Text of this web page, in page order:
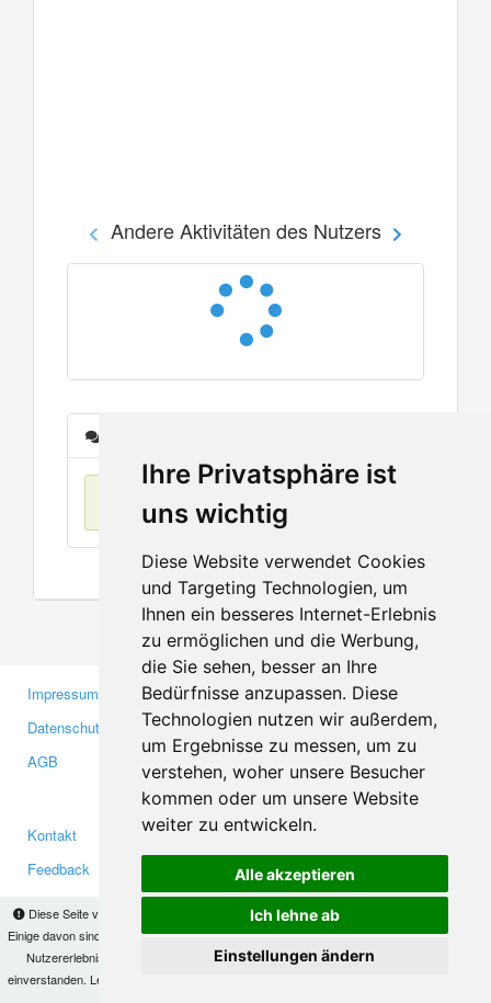
Ihre Privatsphäre ist
uns wichtig
Diese Website verwendet Cookies
und Targeting Technologien, um
Ihnen ein besseres Internet-Erlebnis
zu ermöglichen und die Werbung,
die Sie sehen, besser an Ihre
Bedürfnisse anzupassen. Diese
Technologien nutzen wir außerdem,
um Ergebnisse zu messen, um zu
verstehen, woher unsere Besucher
kommen oder um unsere Website
weiter zu entwickeln.
Alle akzeptieren
Ich lehne ab
Einstellungen ändern
Diese Seite verwendet Cookies, um Informationen auf Ihrem Computer zu speichern.
Einige davon sind notwendig, damit unsere Seite funktioniert, andere helfen uns dabei, das
Nutzererlebnis zu verbessern. Mit der Nutzung dieser Seite erklären Sie sich damit
einverstanden. Lesen Sie unsere
Andere Aktivitäten des Nutzers
Keine Einträge
Impressum
Datenschutzerklärung
AGB
Gewerbetreibende
Investoren
Medien
Kontakt
Feedback
Facebook
Twitter
YouTube
Google+